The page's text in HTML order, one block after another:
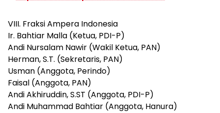
VIII. Fraksi Ampera Indonesia
Ir. Bahtiar Malla (Ketua, PDI-P)
Andi Nursalam Nawir (Wakil Ketua, PAN)
Herman, S.T. (Sekretaris, PAN)
Usman (Anggota, Perindo)
Faisal (Anggota, PAN)
Andi Akhiruddin, S.ST (Anggota, PDI-P)
Andi Muhammad Bahtiar (Anggota, Hanura)